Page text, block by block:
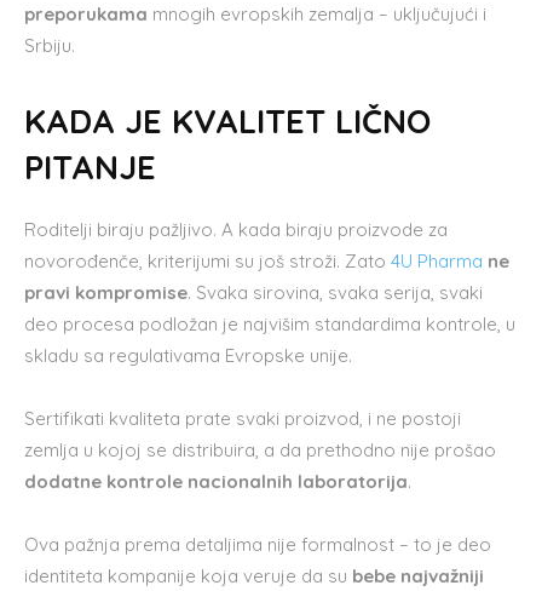
preporukama mnogih evropskih zemalja – uključujući i
Srbiju.
KADA JE KVALITET LIČNO
PITANJE
Roditelji biraju pažljivo. A kada biraju proizvode za
novorođenče, kriterijumi su još stroži. Zato 4U Pharma ne
pravi kompromise. Svaka sirovina, svaka serija, svaki
deo procesa podložan je najvišim standardima kontrole, u
skladu sa regulativama Evropske unije.
Sertifikati kvaliteta prate svaki proizvod, i ne postoji
zemlja u kojoj se distribuira, a da prethodno nije prošao
dodatne kontrole nacionalnih laboratorija.
Ova pažnja prema detaljima nije formalnost – to je deo
identiteta kompanije koja veruje da su bebe najvažniji